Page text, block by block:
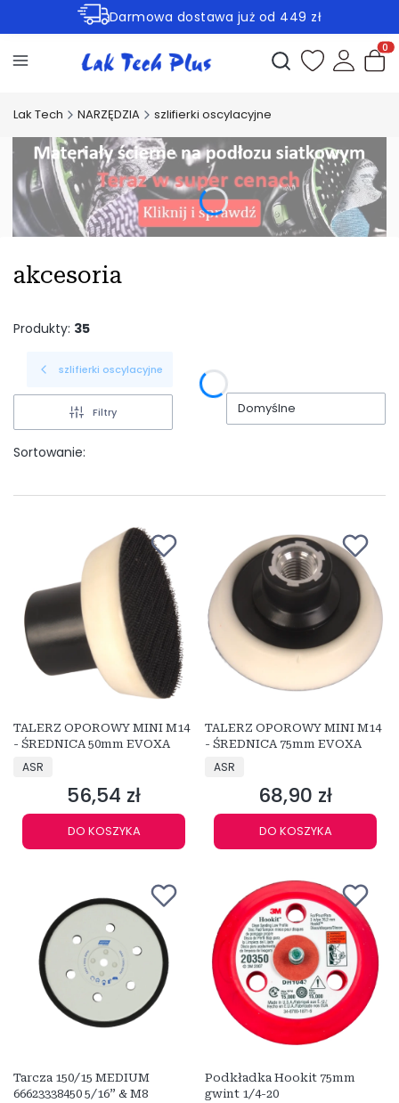
Darmowa dostawa już od 449 zł
Rabaty -30% na wybrane produkty
Otwórz
Lak Tech NARZĘDZIA szlifierki oscylacyjne
akcesoria
Produkty: 35
szlifierki oscylacyjne
Filtry
Sortowanie:
Domyślne
TALERZ OPOROWY MINI M14
- ŚREDNICA 50mm EVOXA
PRODUCENT
ASR
Cena
56,54 zł
DO KOSZYKA
TALERZ OPOROWY MINI M14
- ŚREDNICA 75mm EVOXA
PRODUCENT
ASR
Cena
68,90 zł
DO KOSZYKA
Tarcza 150/15 MEDIUM
66623338450 5/16” & M8
Podkładka Hookit 75mm
gwint 1/4-20